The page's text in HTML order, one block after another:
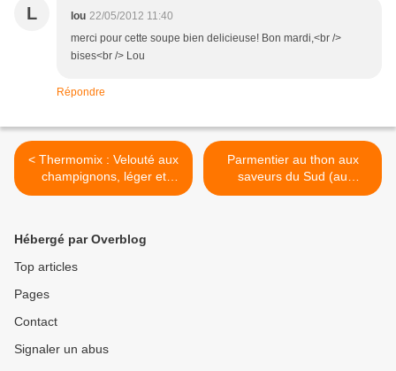
L lou 22/05/2012 11:40
merci pour cette soupe bien delicieuse! Bon mardi,<br />
bises<br /> Lou
Répondre
< Thermomix : Velouté aux
champignons, léger et
excellent !
Parmentier au thon aux
saveurs du Sud (au
thermomix ou non) >
Hébergé par Overblog
Top articles
Pages
Contact
Signaler un abus